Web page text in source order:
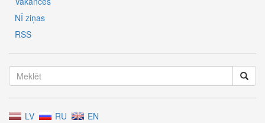
NĪ ziņas
RSS
LV RU EN